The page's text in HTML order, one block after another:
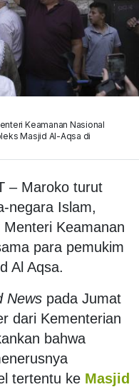
Keamanan Nasional
Masjid Al-Aqsa di
– Maroko turut
negara Islam,
Keamanan
para pemukim
Al Aqsa.
News pada Jumat
dari Kementerian
bahwa
tertentu ke Masjid